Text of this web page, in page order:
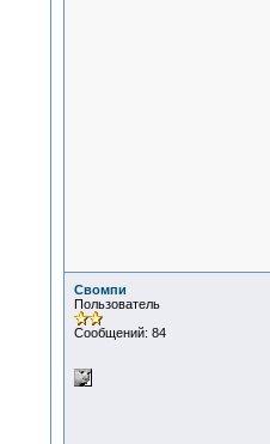
Свомпи
Пользователь
Сообщений: 84